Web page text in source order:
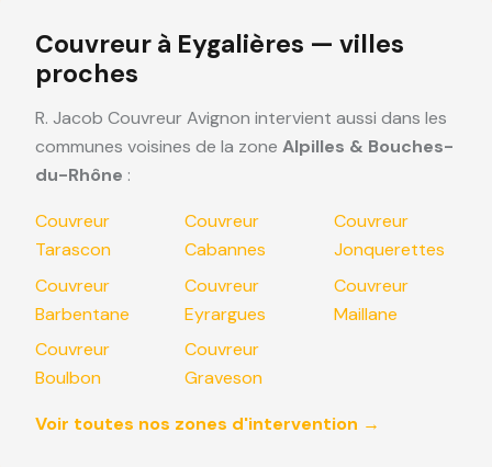
Couvreur à Eygalières — villes
proches
R. Jacob Couvreur Avignon intervient aussi dans les
communes voisines de la zone Alpilles & Bouches-
du-Rhône :
Couvreur
Tarascon
Couvreur
Barbentane
Couvreur
Boulbon
Couvreur
Cabannes
Couvreur
Eyrargues
Couvreur
Graveson
Couvreur
Jonquerettes
Couvreur
Maillane
Voir toutes nos zones d'intervention →